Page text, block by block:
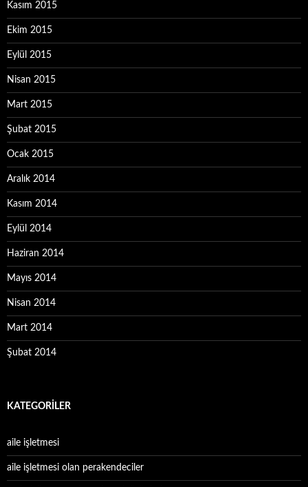
Kasım 2015
Ekim 2015
Eylül 2015
Nisan 2015
Mart 2015
Şubat 2015
Ocak 2015
Aralık 2014
Kasım 2014
Eylül 2014
Haziran 2014
Mayıs 2014
Nisan 2014
Mart 2014
Şubat 2014
KATEGORILER
aile işletmesi
aile işletmesi olan perakendeciler